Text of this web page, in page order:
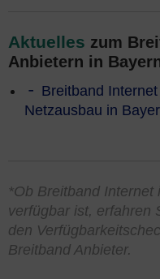
Aktuelles zum
Anbietern in
Breitband
Netzausbau in
*Ob Breitband
verfügbar ist, erfahren
den
Breitband Anbieter.